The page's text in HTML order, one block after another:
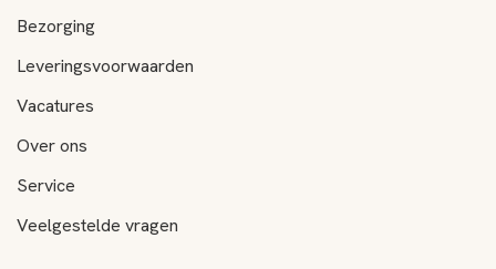
Bezorging
Leveringsvoorwaarden
Vacatures
Over ons
Service
Veelgestelde vragen